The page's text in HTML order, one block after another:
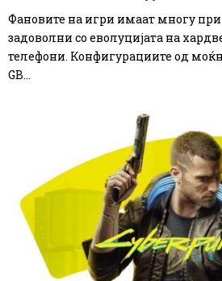
Фановите на игри имаат многу
задоволни со еволуцијата на
телефони. Конфигурациите од
GB...